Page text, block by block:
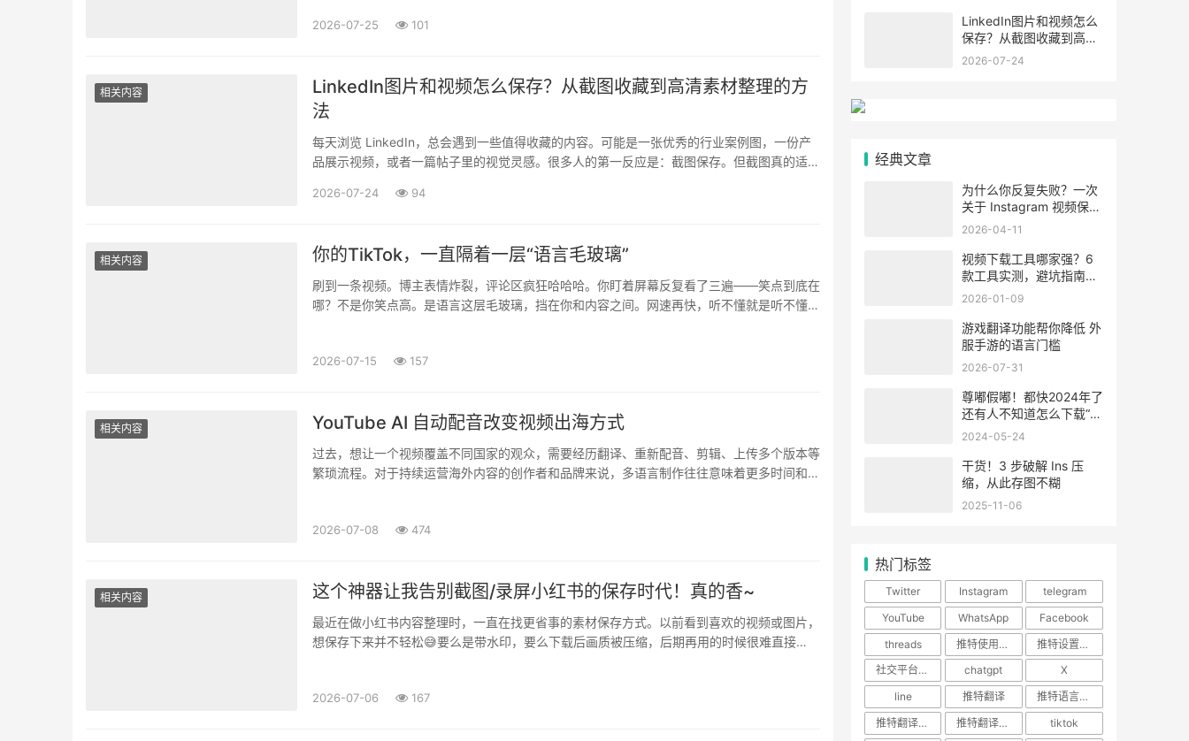
2026-07-25 101
相关内容
LinkedIn图片和视频怎么保存？从截图收藏到高清素材整理的方
法
每天浏览 LinkedIn，总会遇到一些值得收藏的内容。可能是一张优秀的行业案例图，一份产
品展示视频，或者一篇帖子里的视觉灵感。很多人的第一反应是：截图保存。但截图真的适合
2026-07-24 94
相关内容 你的TikTok，一直隔着一层“语言毛玻璃”
刷到一条视频。博主表情炸裂，评论区疯狂哈哈哈。你盯着屏幕反复看了三遍——笑点到底在
哪？不是你笑点高。是语言这层毛玻璃，挡在你和内容之间。网速再快，听不懂就是听不懂。
2026-07-15 157
相关内容 YouTube AI 自动配音改变视频出海方式
过去，想让一个视频覆盖不同国家的观众，需要经历翻译、重新配音、剪辑、上传多个版本等
繁琐流程。对于持续运营海外内容的创作者和品牌来说，多语言制作往往意味着更多时间和制
2026-07-08 474
相关内容 这个神器让我告别截图/录屏小红书的保存时代！真的香~
最近在做小红书内容整理时，一直在找更省事的素材保存方式。以前看到喜欢的视频或图片，
想保存下来并不轻松😅要么是带水印，要么下载后画质被压缩，后期再用的时候很难直接
2026-07-06 167
LinkedIn图片和视频怎么
保存？从截图收藏到高清
素材整理的方法
2026-07-24
经典文章
为什么你反复失败？一次
关于 Instagram 视频保存
的认知校正
2026-04-11
视频下载工具哪家强？6
款工具实测，避坑指南看
这篇就够了
2026-01-09
游戏翻译功能帮你降低 外
服手游的语言门槛
2026-07-31
尊嘟假嘟！都快2024年了
还有人不知道怎么下载“X”
视频到手机相册？
2024-05-24
干货！3 步破解 Ins 压
缩，从此存图不糊
2025-11-06
热门标签
Twitter Instagram
telegram
YouTube
WhatsApp
Facebook
threads
推特使用技巧
推特设置教程
社交平台使用指南
chatgpt
X
line
推特翻译
推特语言设置
推特翻译功能
推特翻译插件
tiktok